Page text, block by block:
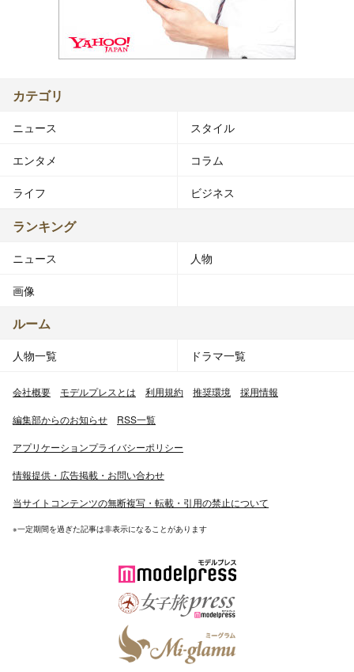
カテゴリ
ニュース スタイル
エンタメ コラム
ライフ ビジネス
ランキング
ニュース 人物
画像
ルーム
人物一覧 ドラマ一覧
会社概要 モデルプレスとは 利用規約 推奨環境 採用情報
編集部からのお知らせ RSS一覧
アプリケーションプライバシーポリシー
情報提供・広告掲載・お問い合わせ
当サイトコンテンツの無断複写・転載・引用の禁止について
※一定期間を過ぎた記事は非表示になることがあります